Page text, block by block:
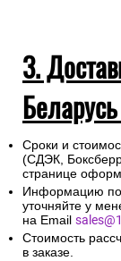
3.
Сроки и
(СДЭК,
странице
Информацию по
уточняйте у
на Email
Стоимость
в заказе.